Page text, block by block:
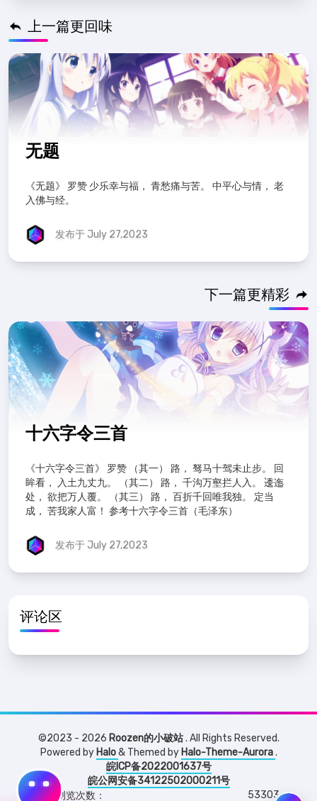
上一篇更回味
无题
《无题》 罗赞 少乐幸与福， 青愁痛与苦。 中平心与情， 老
入佛与经。
发布于 July 27,2023
下一篇更精彩
十六字令三首
《十六字令三首》 罗赞 （其一） 路， 驽马十驾未止步。 回
眸看， 入土九丈九。 （其二） 路， 千沟万壑拦人入。 逶迤
处， 欲把万人覆。 （其三） 路， 百折千回唯我独。 定当
成， 苦我家人富！ 参考十六字令三首（毛泽东）
发布于 July 27,2023
评论区
©2023 - 2026 Roozen的小破站. All Rights Reserved.
Powered by Halo& Themed by Halo-Theme-Aurora.
皖ICP备2022001637号
皖公网安备34122502000211号
浏览次数：
53303